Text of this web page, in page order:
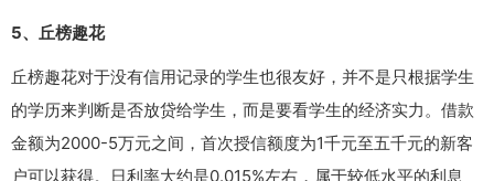
5、丘榜趣花
丘榜趣花对于没有信用记录的学生也很友好，并不是只根据学生
的学历来判断是否放贷给学生，而是要看学生的经济实力。借款
金额为2000-5万元之间，首次授信额度为1千元至五千元的新客
户可以获得。日利率大约是0.015%左右，属于较低水平的利息